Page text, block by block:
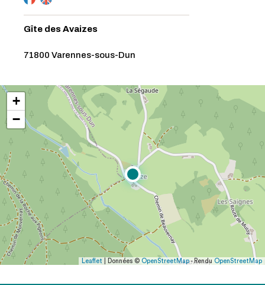
Gîte des Avaizes
71800 Varennes-sous-Dun
+
−
Leaflet | Données © OpenStreetMap- Rendu OpenStreetMap